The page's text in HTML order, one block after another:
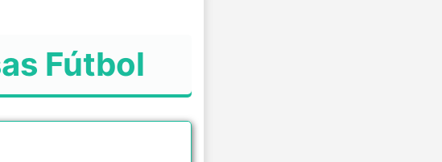
Fútbol